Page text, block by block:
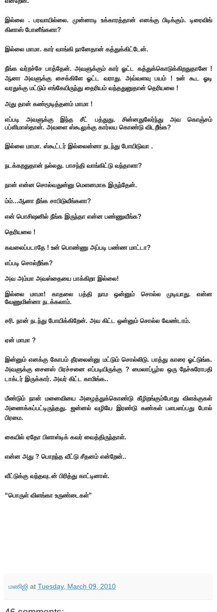
இல்லை . பரவாயில்லை. முன்னாடி உக்காரத்தான் எனக்கு பிடிக்கும். டிரைவிங்
கிளாஸ் போனீங்களா?
இல்லை மாமா. கார் வாங்கி நானேதான் கத்துக்கிட்டேன்.
நீங்க வர்றச்சே பாத்தேன். அவளுக்கும் கார் ஓட்ட கத்துக்கொடுக்கிறதுதானே !
ஆனா அவளுக்கு சைக்கிளே ஓட்ட வராது. அவ்வளவு பயம் ! உன் கூட ஓடி
வரதுக்கு மட்டும் எங்கேயிருந்து தைரியம் வந்ததுனுதான் தெரியலை !
அது தான் கண்மூடித்தனம் மாமா !
எப்படி அவளுக்கு இந்த சீட் பத்துது. சின்னதுலேர்ந்து அவ கொஞ்சம்
பப்ளிமாஸ்தான். அவளை ஸ்கூலுக்கு கார்லய கொண்டு விடறீங்க?
இல்லை மாமா. ஸ்கூட்டர் இல்லைன்னா நடந்து போயிடுவா .
நடக்கறதுதான் நல்லது. பாசந்தி வாங்கிட்டு வந்தாளா?
நான் என்ன சொல்வதுன்னு மெளனமாக இருந்தேன்.
ம்ம்...ஆனா நீங்க சாபிடுவீங்களா?
என் பொசிஷனில் நீங்க இருந்தா என்ன பண்ணுவீங்க?
தெரியலை !
கவலைப்படாதே ! உன் பொண்ணு அப்படி பண்ண மாட்டா?
எப்படி சொல்றீங்க?
அவ அம்மா அவஸ்தையை பாக்கிறா இல்லை!
இல்லை மாமா! காதலை பத்தி நாம ஒன்னும் சொல்ல முடியாது. என்ன
வேணுமின்னா நடக்கலாம்.
சரி. நான் நடந்து போயிக்கிறேன். அவ கிட்ட ஒன்னும் சொல்ல வேண்டாம்.
ஏன் மாமா ?
இன்னும் எனக்கு கோபம் தீரலைன்னு மட்டும் சொல்லிடு. பாத்து காரை ஓட்டுங்க.
அவளுக்கு சைனஸ் பிரச்சனை எப்படியிருக்கு ? மைலாப்பூர்ல ஒரு நேச்சுரோபதி
டாக்டர் இருக்கார். அவர் கிட்ட காமிங்க..
மீண்டும் நான் மனைவியை அழைத்துக்கொண்டு கீழிறங்கும்போது விளக்குகள்
அணைக்கப்பட்டிருந்தது. ஜன்னல் வழியே இரண்டு கண்கள் பளபளப்பது போல்
பிரமை.
கையில் ஏதோ பிளாஸ்டிக் கவர் வைத்திருந்தாள்.
என்ன அது ? பொறந்த வீட்டு சீதனம் என்றேன்..
வீட்டுக்கு வந்தவுடன் பிரித்து காட்டினாள்.
“பொருள் விளங்கா உருண்டைகள்”
மணிஜி at Tuesday, March 09, 2010